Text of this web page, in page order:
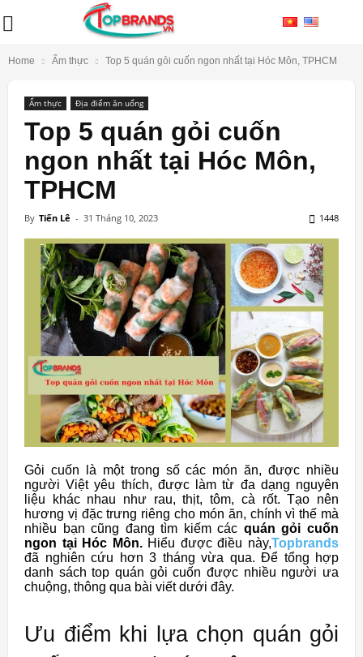
Home Ẩm thực Top 5 quán gỏi cuốn ngon nhất tại Hóc Môn, TPHCM
Ẩm thực Địa điểm ăn uống
Top 5 quán gỏi cuốn
ngon nhất tại Hóc Môn,
TPHCM
By Tiến Lê - 31 Tháng 10, 2023 1448
Gỏi cuốn là một trong số các món ăn, được nhiều
người Việt yêu thích, được làm từ đa dạng nguyên
liệu khác nhau như rau, thịt, tôm, cà rốt. Tạo nên
hương vị đặc trưng riêng cho món ăn, chính vì thế mà
nhiều bạn cũng đang tìm kiếm các quán gỏi cuốn
ngon tại Hóc Môn.Hiểu được điều này,Topbrands
đã nghiên cứu hơn 3 tháng vừa qua. Để tổng hợp
danh sách top quán gỏi cuốn được nhiều người ưa
chuộng, thông qua bài viết dưới đây.
Ưu điểm khi lựa chọn quán gỏi